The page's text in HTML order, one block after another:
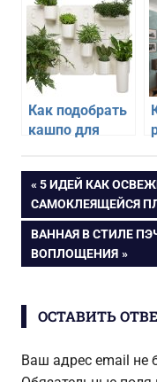
гостиной
Как подобрать
кашпо для
цветов в
гостиной
Навигация
по
записям
ПРЕДЫДУЩАЯ
ЗАПИСЬ:
5 ИДЕЙ КАК
САМОКЛЕЯЩЕЙСЯ
СЛЕДУЮЩАЯ
ЗАПИСЬ:
ВАННАЯ В СТИЛЕ
ВОПЛОЩЕНИЯ
ОСТАВИТЬ
Ваш адрес email не